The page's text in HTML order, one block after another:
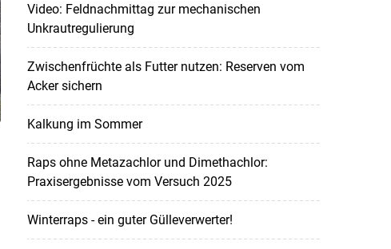
Video: Feldnachmittag zur mechanischen
Unkrautregulierung
Zwischenfrüchte als Futter nutzen: Reserven vom
Acker sichern
Kalkung im Sommer
Raps ohne Metazachlor und Dimethachlor:
Praxisergebnisse vom Versuch 2025
Winterraps - ein guter Gülleverwerter!